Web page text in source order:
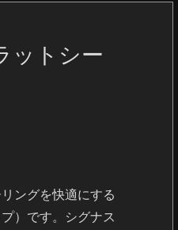
ットシー
ングを快適にする
）です。シグナス